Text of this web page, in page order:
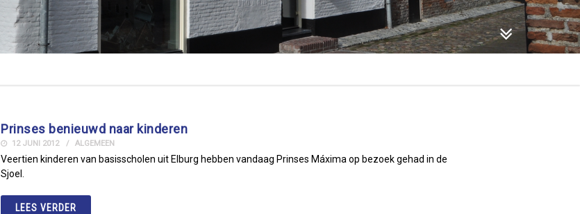
Prinses benieuwd naar kinderen
12 JUNI 2012 ALGEMEEN
Veertien kinderen van basisscholen uit Elburg hebben vandaag Prinses Máxima op bezoek gehad in de
Sjoel.
LEES VERDER